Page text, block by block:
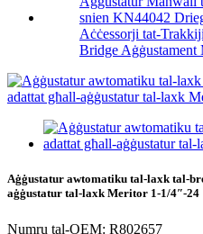
Aċċessorji tat-
Bridge Aġġustament
Aġġustatur awtomatiku tal-laxk tal-
aġġustatur tal-laxk Meritor 1-1/4″-24
Numru tal-OEM: R802657